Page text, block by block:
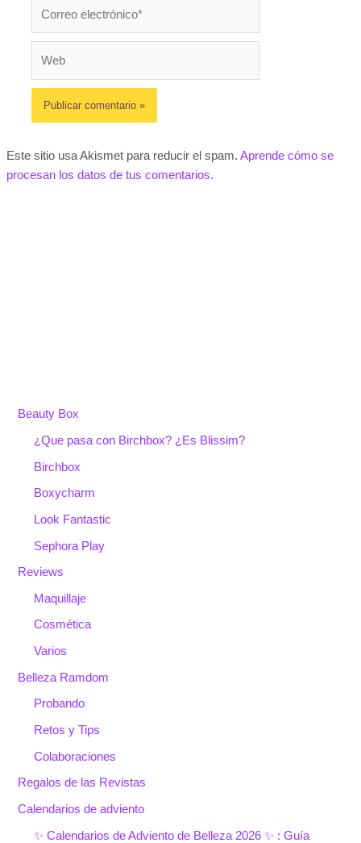
electrónico*
Este sitio usa Akismet para reducir el spam. Aprende cómo se
procesan los datos de tus comentarios.
Beauty Box
¿Que pasa con Birchbox? ¿Es Blissim?
Birchbox
Boxycharm
Look Fantastic
Sephora Play
Reviews
Maquillaje
Cosmética
Varios
Belleza Ramdom
Probando
Retos y Tips
Colaboraciones
Regalos de las Revistas
Calendarios de adviento
✨ Calendarios de Adviento de Belleza 2026 ✨ : Guía